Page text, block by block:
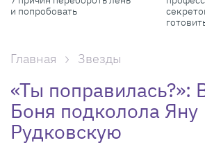
и попробовать
Главная Звезды
«Ты поправилась?»:
Боня подколола Яну
Рудковскую